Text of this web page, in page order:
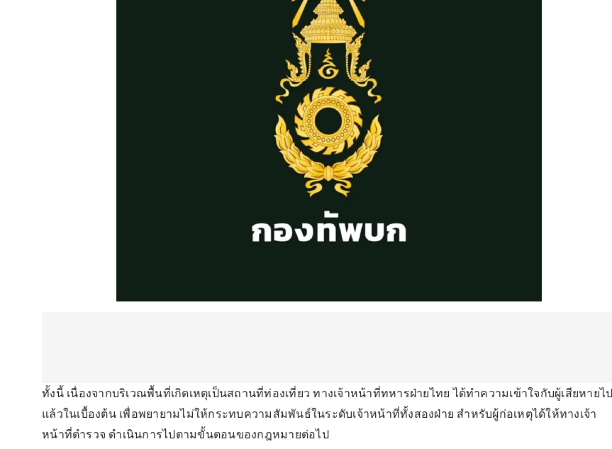
ทั้งนี้ เนื่องจากบริเวณพื้นที่เกิดเหตุเป็นสถานที่ท่องเที่ยว ทางเจ้าหน้าที่ทหารฝ่ายไทย ได้ทำความเข้าใจกับผู้เสียหายไป
แล้วในเบื้องต้น เพื่อพยายามไม่ให้กระทบความสัมพันธ์ในระดับเจ้าหน้าที่ทั้งสองฝ่าย สำหรับผู้ก่อเหตุได้ให้ทางเจ้า
หน้าที่ตำรวจ ดำเนินการไปตามขั้นตอนของกฎหมายต่อไป